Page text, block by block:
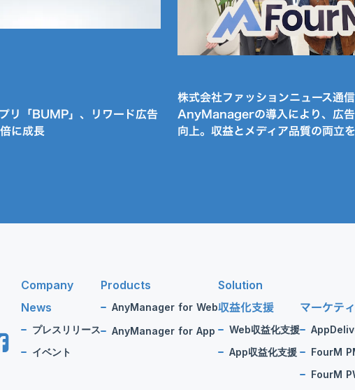
リ「BUMP」、リワード広告
に成長
株式会社ファッションニュース通信
AnyManagerの導入により、広
向上。収益とメディア品質の両立
Company
News
プレスリリース
イベント
Products
AnyManager for Web
AnyManager for App
Solution
収益化支援
Web収益化支援
App収益化支援
マーケテ
FourM
FourM